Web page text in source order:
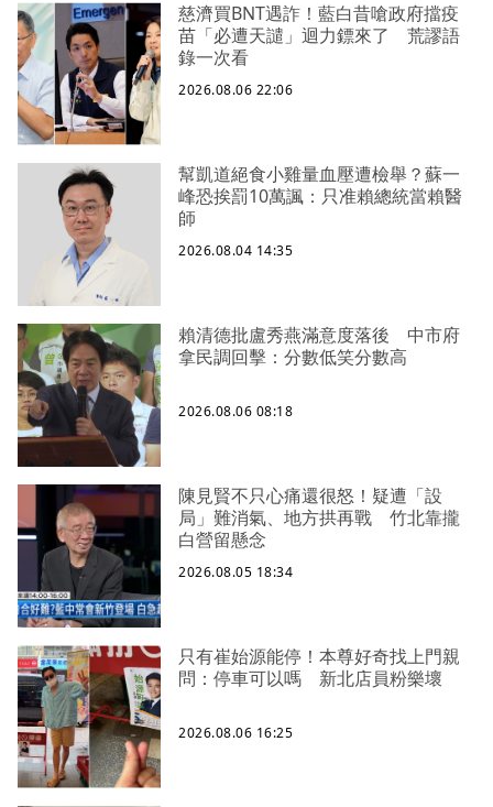
慈濟買BNT遇詐！藍白昔嗆政府擋疫
苗「必遭天譴」迴力鏢來了 荒謬語
錄一次看
2026.08.06 22:06
幫凱道絕食小雞量血壓遭檢舉？蘇一
峰恐挨罰10萬諷：只准賴總統當賴醫
師
2026.08.04 14:35
賴清德批盧秀燕滿意度落後 中市府
拿民調回擊：分數低笑分數高
2026.08.06 08:18
陳見賢不只心痛還很怒！疑遭「設
局」難消氣、地方拱再戰 竹北靠攏
白營留懸念
2026.08.05 18:34
只有崔始源能停！本尊好奇找上門親
問：停車可以嗎 新北店員粉樂壞
2026.08.06 16:25